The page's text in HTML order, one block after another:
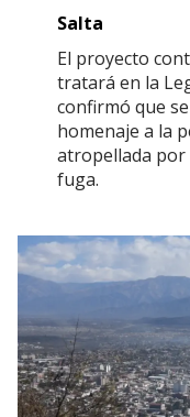
Salta
El proyecto
tratará en la
confirmó que
homenaje a la
atropellada por
fuga.